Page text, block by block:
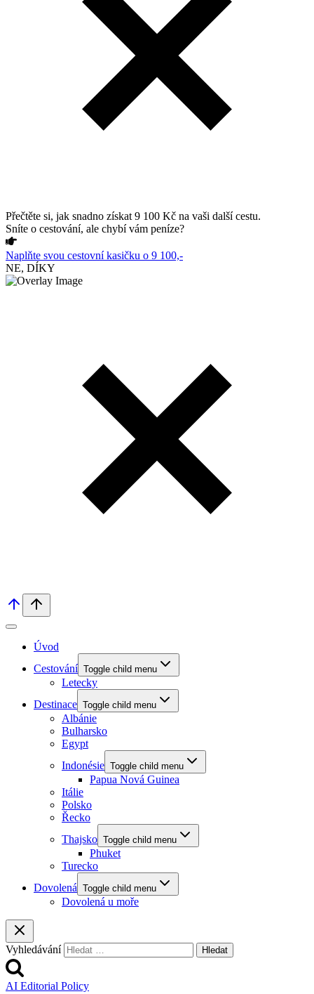
Přečtěte si, jak snadno získat 9 100 Kč na vaši další cestu.
Sníte o cestování, ale chybí vám peníze?
Naplňte svou cestovní kasičku o 9 100,-
NE, DÍKY
Úvod
Cestování Toggle child menu
Letecky
Destinace Toggle child menu
Albánie
Bulharsko
Egypt
Indonésie Toggle child menu
Papua Nová Guinea
Itálie
Polsko
Řecko
Thajsko Toggle child menu
Phuket
Turecko
Dovolená Toggle child menu
Dovolená u moře
Vyhledávání
AI Editorial Policy